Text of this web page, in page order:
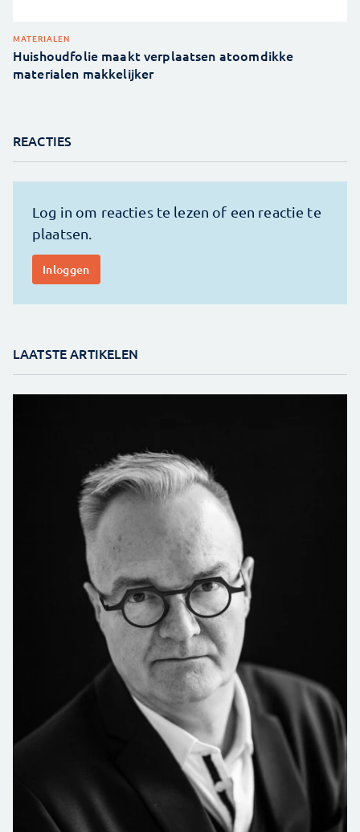
MATERIALEN
Huishoudfolie maakt verplaatsen atoomdikke
materialen makkelijker
REACTIES
LAATSTE ARTIKELEN